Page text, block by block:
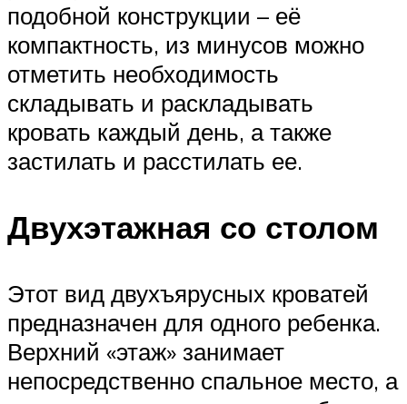
подобной конструкции – её
компактность, из минусов можно
отметить необходимость
складывать и раскладывать
кровать каждый день, а также
застилать и расстилать ее.
Двухэтажная со столом
Этот вид двухъярусных кроватей
предназначен для одного ребенка.
Верхний «этаж» занимает
непосредственно спальное место, а